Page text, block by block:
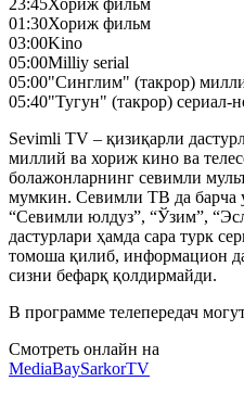
01:30Хориж фильм
03:00Kino
05:00Milliy serial
05:00"Синглим" (такрор)
05:40"Тугун" (такрор) сериал-
Sevimli TV – қизиқарли
миллий ва хориж кино ва
болажонларнинг севимли
мумкин. Севимли ТВ да барча
“Севимли юлдуз”, “Ўзим”,
дастурлари ҳамда сара турк
томоша қилиб, информацион
сизни бефарқ қолдирмайди.
В программе телепередач
Смотреть онлайн на
MediaBaySarkorTV